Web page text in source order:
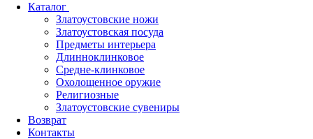
Каталог
Златоустовские ножи
Златоустовская посуда
Предметы интерьера
Длинноклинковое
Средне-клинковое
Охолощенное оружие
Религиозные
Златоустовские сувениры
Возврат
Контакты